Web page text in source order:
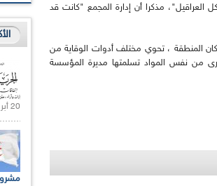
العراقيل"، مذكرا أن إدارة المجمع "كانت قد
المنطقة ، تحوي مختلف أدوات الوقاية من
من نفس المواد تسلمتها مديرة المؤسسة
20 أبريل 2021 |